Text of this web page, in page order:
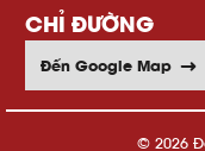
CHỈ ĐƯỜNG
Đến Google Map
© 2026